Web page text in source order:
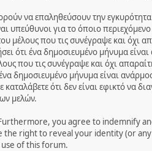
να επαληθεύσουν την
υπεύθυνοι για το όποιο
μέλους που τις συνέγραψε και όχι
ότι ένα δημοσιευμένο μήνυμα
που τις συνέγραψε και όχι
δημοσιευμένο μήνυμα είναι
ότι δεν είναι εφικτό να
μελών.
you agree to indemnify
right to reveal your identity (or
of this forum.